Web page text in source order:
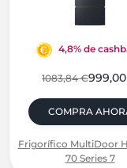
4,8% de
1083,84 €
COMPRA
Frigorífico MultiDoor
70 Series 7